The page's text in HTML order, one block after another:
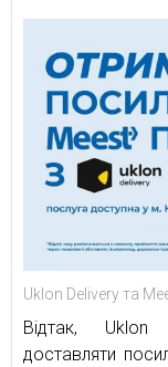
Uklon Delivery та
Відтак,
доставляти